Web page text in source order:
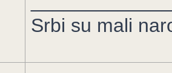
Srbi su mali